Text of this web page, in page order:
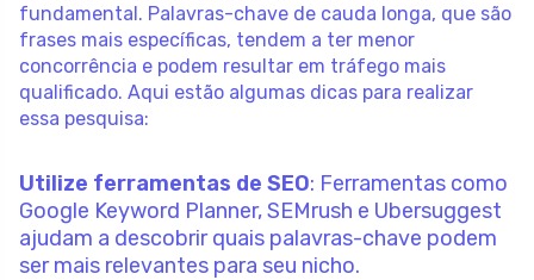
fundamental. Palavras-chave de cauda longa, que são
frases mais específicas, tendem a ter menor
concorrência e podem resultar em tráfego mais
qualificado. Aqui estão algumas dicas para realizar
essa pesquisa:
Utilize ferramentas de SEO: Ferramentas como
Google Keyword Planner, SEMrush e Ubersuggest
ajudam a descobrir quais palavras-chave podem
ser mais relevantes para seu nicho.